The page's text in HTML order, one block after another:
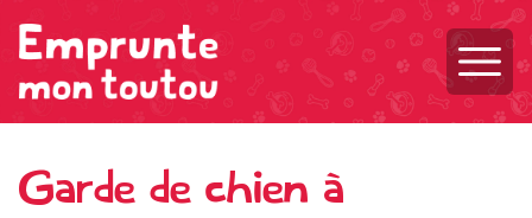
Garde de chien à